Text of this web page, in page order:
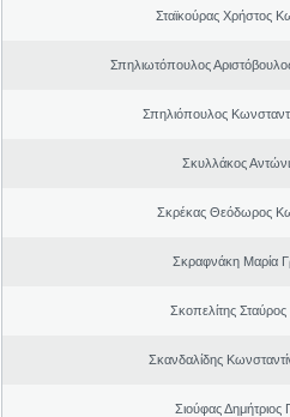
Σταϊκούρας Χρήστος
Σπηλιωτόπουλος
Σπηλιόπουλος
Σκυλλάκος
Σκρέκας Θεόδωρος
Σκραφνάκη Μαρία
Σκοπελίτης
Σκανδαλίδης
Σιούφας Δημήτριος